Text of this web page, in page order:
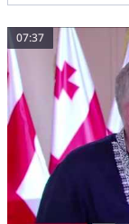
07:37